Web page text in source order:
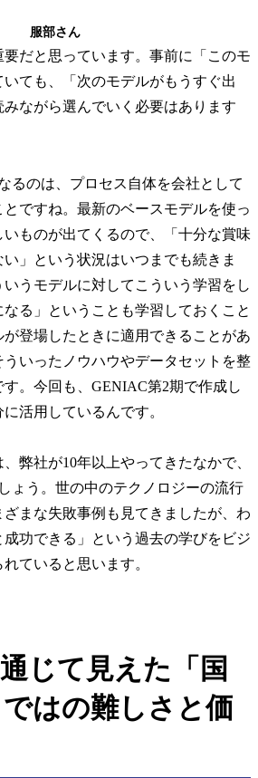
服部さん
だと思っています。事前に「このモ
ても、「次のモデルがもうすぐ出
ながら選んでいく必要はあります
るのは、プロセス自体を会社として
とですね。最新のベースモデルを使っ
ものが出てくるので、「十分な賞味
」という状況はいつまでも続きま
うモデルに対してこういう学習をし
る」ということも学習しておくこと
登場したときに適用できることがあ
いったノウハウやデータセットを整
。今回も、GENIAC第2期で作成し
活用しているんです。
弊社が10年以上やってきたなかで、
ょう。世の中のテクノロジーの流行
ざまな失敗事例も見てきましたが、わ
功できる」という過去の学びをビジ
ていると思います。
じて見えた「国
はの難しさと価